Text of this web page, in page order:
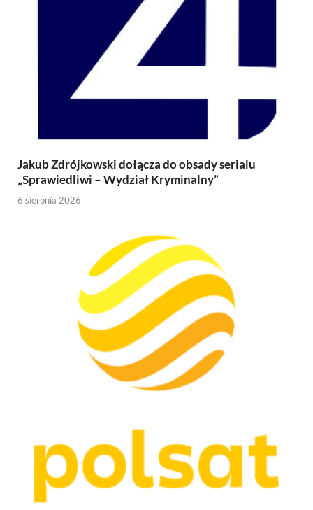
Jakub Zdrójkowski dołącza do obsady serialu
„Sprawiedliwi – Wydział Kryminalny”
6 sierpnia 2026